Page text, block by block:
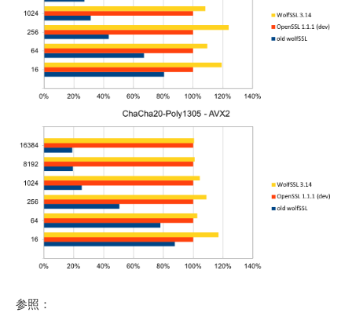
参照：